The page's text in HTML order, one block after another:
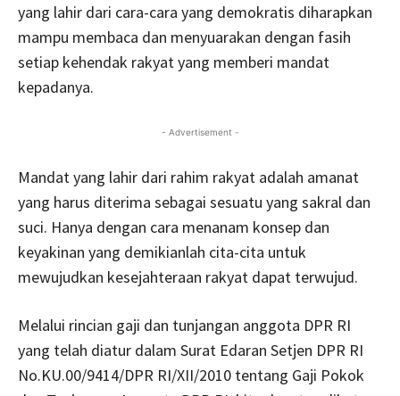
yang lahir dari cara-cara yang demokratis diharapkan
mampu membaca dan menyuarakan dengan fasih
setiap kehendak rakyat yang memberi mandat
kepadanya.
- Advertisement -
Mandat yang lahir dari rahim rakyat adalah amanat
yang harus diterima sebagai sesuatu yang sakral dan
suci. Hanya dengan cara menanam konsep dan
keyakinan yang demikianlah cita-cita untuk
mewujudkan kesejahteraan rakyat dapat terwujud.
Melalui rincian gaji dan tunjangan anggota DPR RI
yang telah diatur dalam Surat Edaran Setjen DPR RI
No.KU.00/9414/DPR RI/XII/2010 tentang Gaji Pokok